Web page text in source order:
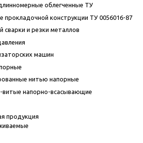
облегченные ТУ
прокладочной конструкции ТУ 0056016-87
сварки и резки металлов
машин
нитью напорные
витые напорно-всасывающие
продукция